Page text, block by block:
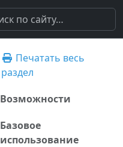
Печатать весь
раздел
Возможности
Базовое
использование